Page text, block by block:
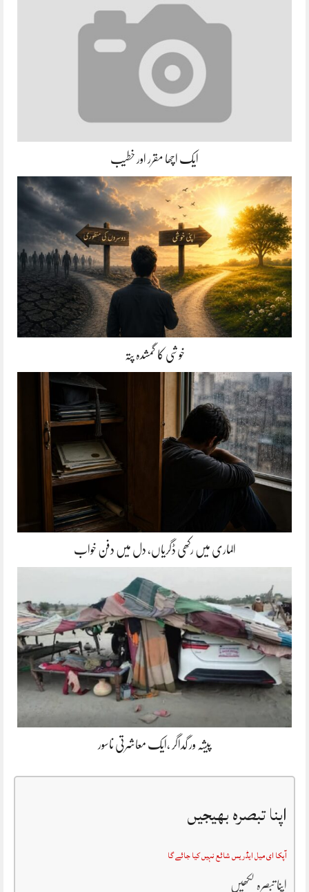
ایک اچھا مقرر اور خطیب
خوشی کا گمشدہ پتہ
الماری میں رکھی ڈگریاں، دل میں دفن خواب
پیشہ ور گداگر ،ایک معاشرتی ناسور
اپنا تبصرہ بھیجیں
آپکا ای میل ایڈریس شائع نہیں کیا جائے گا
اپنا تبصرہ لکھیں